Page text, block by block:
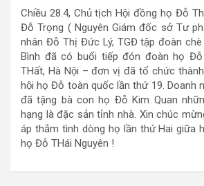
Chiều 28.4, Chủ tịch Hội đồng họ Đỗ
Đỗ Trọng ( Nguyên Giám đốc sở Tư
nhân Đỗ Thị Đức Lý, TGĐ tập đoàn chè
Bình đã có buổi tiếp đón đoàn họ Đỗ
THất, Hà Nội – đơn vị đã tổ chức
hội họ Đỗ toàn quốc lần thứ 19. Doanh
đã tặng bà con họ Đỗ Kim Quan
hạng là đặc sản tỉnh nhà. Xin chúc
áp thắm tình dòng họ lần thứ Hai giữa
họ Đỗ THái Nguyên !